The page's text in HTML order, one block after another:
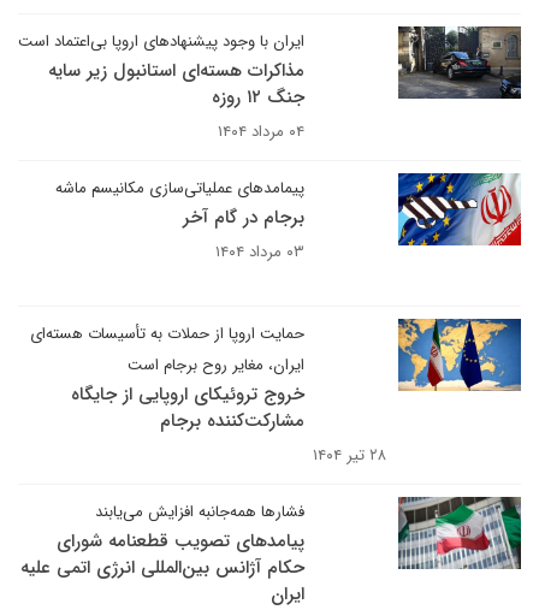
ایران با وجود پیشنهادهای اروپا بی‌اعتماد است
مذاکرات هسته‌ای استانبول زیر سایه
جنگ ۱۲ روزه
۰۴ مرداد ۱۴۰۴
پیمامدهای عملیاتی‌سازی مکانیسم ماشه
برجام در گام آخر
۰۳ مرداد ۱۴۰۴
حمایت اروپا از حملات به تأسیسات هسته‌ای
ایران، مغایر روح برجام است
خروج تروئیکای اروپایی از جایگاه
مشارکت‌کننده برجام
۲۸ تیر ۱۴۰۴
فشارها همه‌جانبه افزایش می‌یابند
پیامدهای تصویب قطعنامه شورای
حکام آژانس بین‌المللی انرژی اتمی علیه
ایران